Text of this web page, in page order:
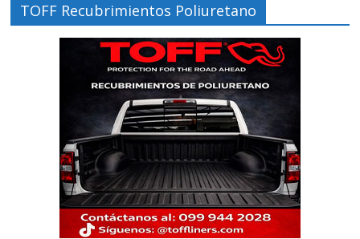
TOFF Recubrimientos Poliuretano